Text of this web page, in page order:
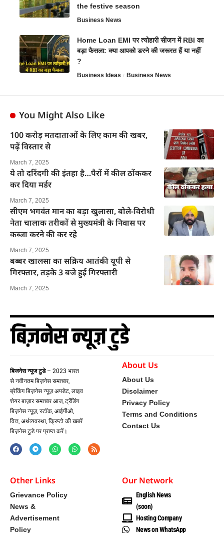
the festive season
Business News
Home Loan EMI पर त्योहारी सीजन में RBI का
बड़ा फैसला: क्या आपको डरने की जरूरत हैं या नहीं
?
Business Ideas Business News
You Might Also Like
100 करोड़ मतदाताओं के लिए काम की खबर,
पढ़ें विस्तार से
March 7, 2025
ये तो दरिंदगी की इंतहा है…पैरों में कील ठोंककर
कर दिया मर्डर
March 7, 2025
सीएम भगवंत मान का बड़ा खुलासा, बोले-विरोधी
नेता चालाक तरीकों से मुख्यमंत्री के निवास पर
कब्जा करने की कर रहे
March 7, 2025
बब्बर खालसा का सक्रिय आतंकी यूपी से
गिरफ्तार, तड़के 3 बजे हुई गिरफ्तारी
March 7, 2025
बिजनेस न्यूज टुडे– 2023 भारत
से नवीनतम बिज़नेस समाचार,
ब्रेकिंग बिज़नेस न्यूज़ अपडेट, लाइव
शेयर बाज़ार समाचार आज, ट्रेंडिंग
बिज़नेस न्यूज़, स्टॉक, आईपीओ,
वित्त, अर्थव्यवस्था, क्रिप्टो की खबरें
बिज़नेस टुडे पर प्राप्त करें।
About Us
About Us
Disclaimer
Privacy Policy
Terms and Conditions
Contact Us
Other Links
Grievance Policy
News &
Advertisement
Policy
Our Network
English News
(soon)
Hosting Company
News on WhatsApp